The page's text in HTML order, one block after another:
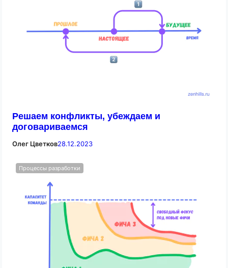
Решаем конфликты, убеждаем и
договариваемся
Олег Цветков28.12.2023
Процессы разработки